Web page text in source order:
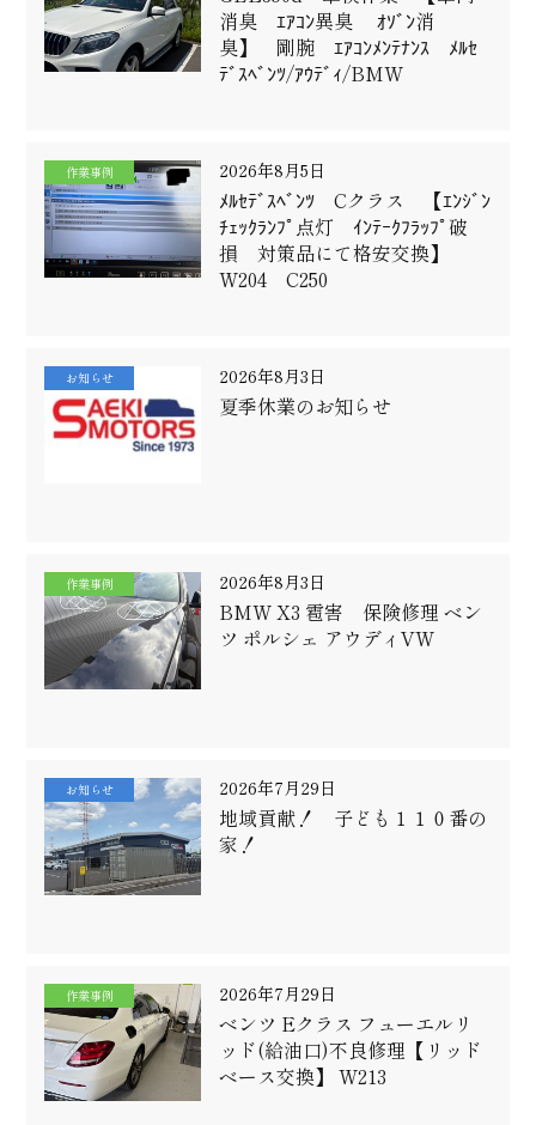
消臭 ｴｱｺﾝ異臭 ｵｿﾞﾝ消
臭】 剛腕 ｴｱｺﾝﾒﾝﾃﾅﾝｽ ﾒﾙｾ
ﾃﾞｽﾍﾞﾝﾂ/ｱｳﾃﾞｨ/BMW
作業事例 2026年8月5日
ﾒﾙｾﾃﾞｽﾍﾞﾝﾂ Cクラス 【ｴﾝｼﾞﾝ
ﾁｪｯｸﾗﾝﾌﾟ点灯 ｲﾝﾃｰｸﾌﾗｯﾌﾟ破
損 対策品にて格安交換】
W204 C250
お知らせ 2026年8月3日
夏季休業のお知らせ
作業事例 2026年8月3日
BMW X3 雹害 保険修理 ベン
ツ ポルシェ アウディVW
お知らせ 2026年7月29日
地域貢献！ 子ども１１０番の
家！
作業事例 2026年7月29日
ベンツ Eクラス フューエルリ
ッド(給油口)不良修理【リッド
ベース交換】 W213